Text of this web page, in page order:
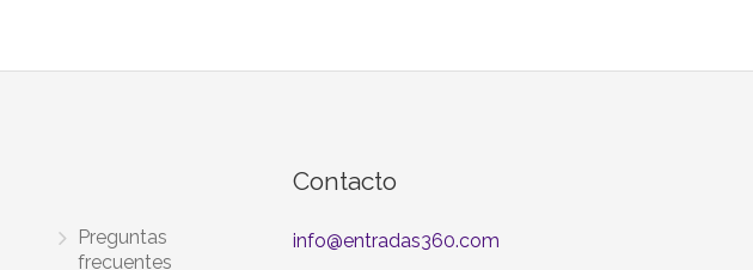
Preguntas
frecuentes
Contacto
info@entradas360.com